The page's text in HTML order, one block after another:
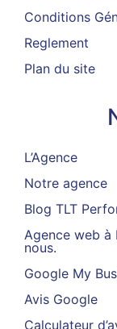
Conditions
Reglement
Plan du site
L’Agence
Notre agence
Blog TLT
Agence web à
nous.
Google My
Avis Google
Calculateur